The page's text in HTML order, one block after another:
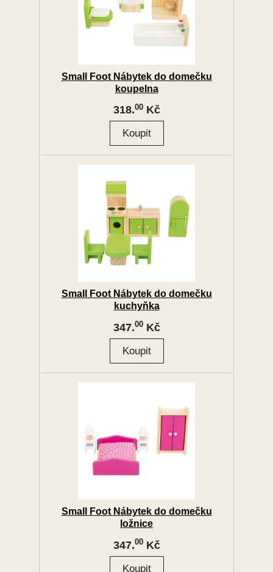
Small Foot Nábytek do domečku
koupelna
318.00Kč
Small Foot Nábytek do domečku
kuchyňka
347.00Kč
Small Foot Nábytek do domečku
ložnice
347.00Kč